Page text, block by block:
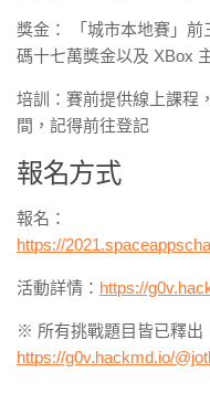
獎金： 「城市本地賽」
碼十七萬獎金以及 XBox
培訓：賽前提供線上課程
間，記得前往登記
報名方式
報名：
https://
活動詳情： https://
※ 所有挑戰題目皆已釋出
https://g0v.hackmd.io/